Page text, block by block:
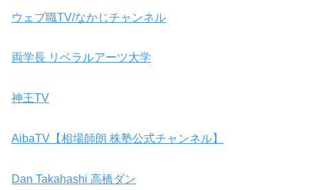
ウェブ職TV/なかじチャンネル
両学長 リベラルアーツ大学
神王TV
AibaTV【相場師朗 株塾公式チャンネル】
Dan Takahashi 高橋ダン